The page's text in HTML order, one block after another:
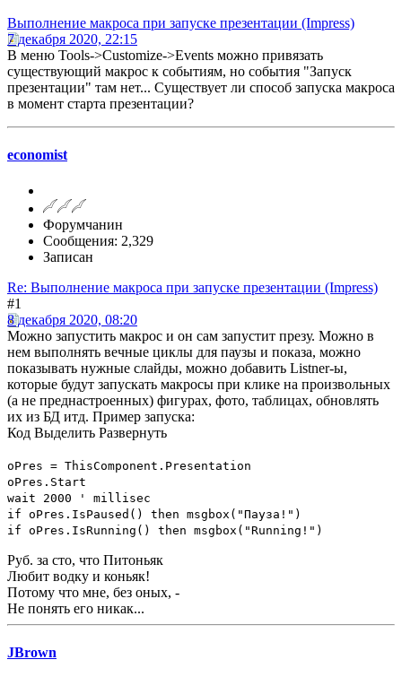
Выполнение макроса при запуске презентации (Impress)
7 декабря 2020, 22:15
В меню Tools->Customize->Events можно привязать
существующий макрос к событиям, но события "Запуск
презентации" там нет... Существует ли способ запуска макроса
в момент старта презентации?
economist
Форумчанин
Сообщения: 2,329
Записан
Re: Выполнение макроса при запуске презентации (Impress)
#1
8 декабря 2020, 08:20
Можно запустить макрос и он сам запустит презу. Можно в
нем выполнять вечные циклы для паузы и показа, можно
показывать нужные слайды, можно добавить Listner-ы,
которые будут запускать макросы при клике на произвольных
(а не преднастроенных) фигурах, фото, таблицах, обновлять
их из БД итд. Пример запуска:
Код Выделить Развернуть
oPres = ThisComponent.Presentation
oPres.Start
wait 2000 ' millisec
if oPres.IsPaused() then msgbox("Пауза!")
if oPres.IsRunning() then msgbox("Running!")
Руб. за сто, что Питоньяк
Любит водку и коньяк!
Потому что мне, без оных, -
Не понять его никак...
JBrown